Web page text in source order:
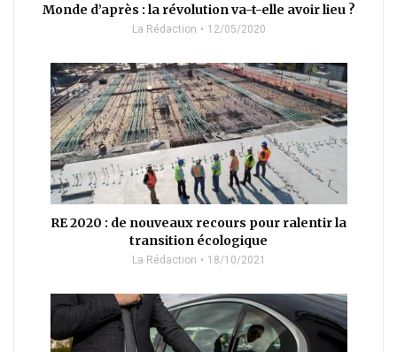
Monde d’après : la révolution va-t-elle avoir lieu ?
La Rédaction 12/05/2020
RE 2020 : de nouveaux recours pour ralentir la
transition écologique
La Rédaction 18/10/2021